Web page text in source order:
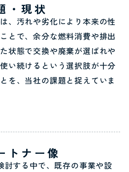
・現状
、汚れや劣化により本来の性
とで、余分な燃料消費や排出
状態で交換や廃棄が選ばれや
い続けるという選択肢が十分
を、当社の課題と捉えていま
トナー像
討する中で、既存の事業や設